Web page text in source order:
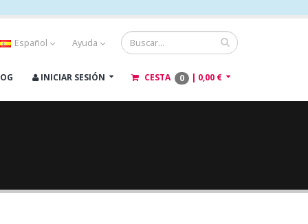
Español Ayuda
INICIAR SESIÓN CESTA 0 | 0,00 €